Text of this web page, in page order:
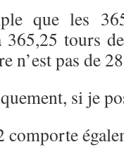
que les
365,25 tours
n’est pas de
si je
comporte